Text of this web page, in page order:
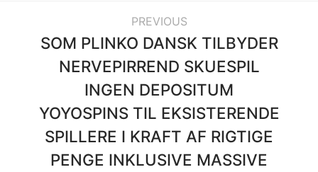
PREVIOUS
SOM PLINKO DANSK TILBYDER
NERVEPIRREND SKUESPIL
INGEN DEPOSITUM
YOYOSPINS TIL EKSISTERENDE
SPILLERE I KRAFT AF RIGTIGE
PENGE INKLUSIVE MASSIVE